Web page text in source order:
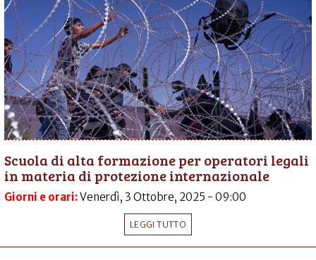
Scuola di alta formazione per operatori legali
in materia di protezione internazionale
Giorni e orari:Venerdì, 3 Ottobre, 2025 - 09:00
LEGGI TUTTO